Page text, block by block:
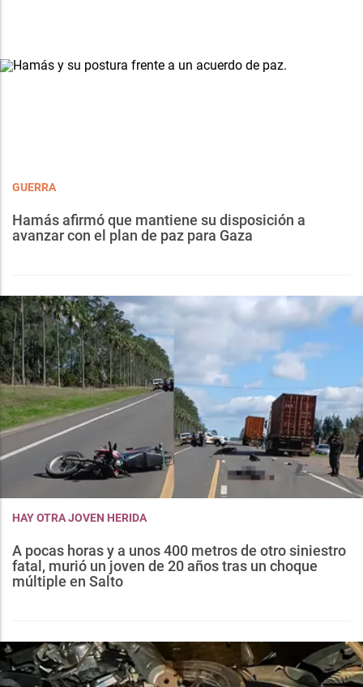
GUERRA
Hamás afirmó que mantiene su disposición a
avanzar con el plan de paz para Gaza
HAY OTRA JOVEN HERIDA
A pocas horas y a unos 400 metros de otro siniestro
fatal, murió un joven de 20 años tras un choque
múltiple en Salto